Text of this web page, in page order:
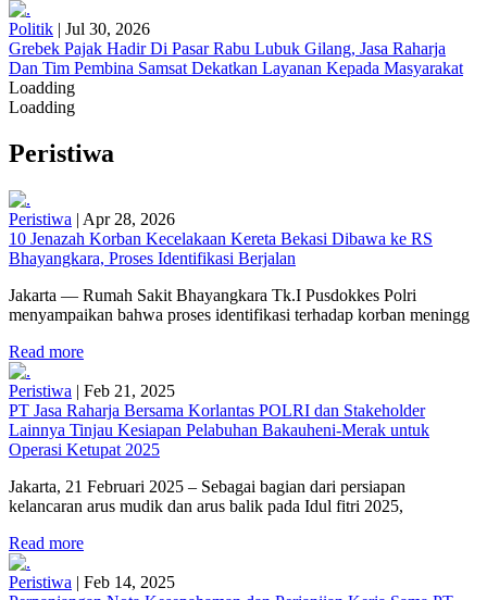
Politik | Jul 30, 2026
Grebek Pajak Hadir Di Pasar Rabu Lubuk Gilang, Jasa Raharja
Dan Tim Pembina Samsat Dekatkan Layanan Kepada Masyarakat
Loadding
Loadding
Peristiwa
Peristiwa | Apr 28, 2026
10 Jenazah Korban Kecelakaan Kereta Bekasi Dibawa ke RS
Bhayangkara, Proses Identifikasi Berjalan
Jakarta — Rumah Sakit Bhayangkara Tk.I Pusdokkes Polri
menyampaikan bahwa proses identifikasi terhadap korban meningg
Read more
Peristiwa | Feb 21, 2025
PT Jasa Raharja Bersama Korlantas POLRI dan Stakeholder
Lainnya Tinjau Kesiapan Pelabuhan Bakauheni-Merak untuk
Operasi Ketupat 2025
Jakarta, 21 Februari 2025 – Sebagai bagian dari persiapan
kelancaran arus mudik dan arus balik pada Idul fitri 2025,
Read more
Peristiwa | Feb 14, 2025